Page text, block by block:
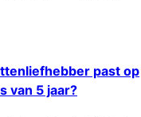
past op
van 5 jaar?